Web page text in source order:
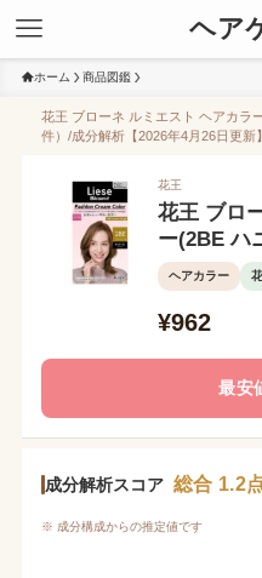
ヘア
ホーム 商品図鑑
花王 ブローネ ルミエスト ヘアカラ
件）/成分解析【2026年4月26日更新】
花王
花王 ブロ
ー(2BE ハ
ヘアカラー
¥962
最安
成分解析スコア 総合 1.2
※ 成分構成からの推定値です